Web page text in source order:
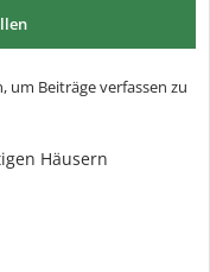
um Beiträge verfassen zu
Häusern